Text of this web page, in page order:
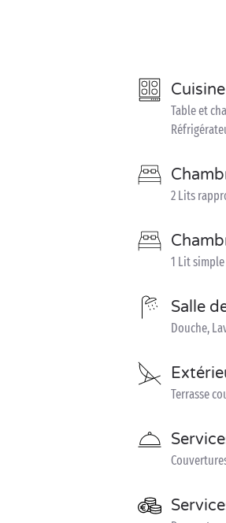
Cuisine
Table et
2 Lits
1 Lit
Salle
Douche,
Terrasse